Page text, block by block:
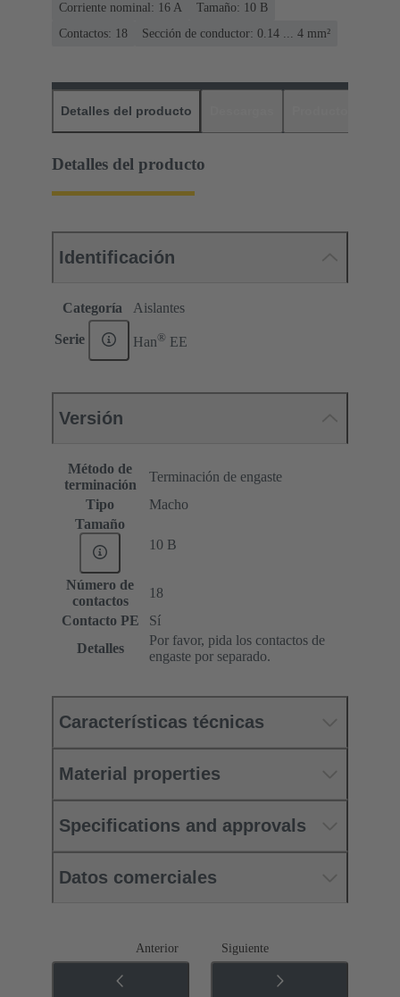
Corriente nominal: ‌16 A
Tamaño: 10 B
Contactos: 18
Sección de conductor: 0.14 ... 4 mm²
Detalles del producto
Detalles del producto
Identificación
Categoría Aislantes
Serie Han® EE
Versión
Método de
terminación
Terminación de engaste
Tipo
Macho
Tamaño
10 B
Número de
contactos
18
Contacto PE
Sí
Detalles
Por favor, pida los contactos de
engaste por separado.
Características técnicas
Material properties
Specifications and approvals
Datos comerciales
Anterior Siguiente